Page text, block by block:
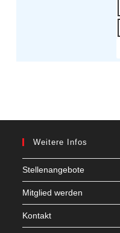
Weitere Infos
Stellenangebote
Mitglied werden
Kontakt